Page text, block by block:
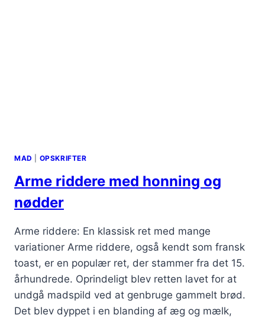
MAD OPSKRIFTER
Arme riddere med honning og
nødder
Arme riddere: En klassisk ret med mange
variationer Arme riddere, også kendt som fransk
toast, er en populær ret, der stammer fra det 15.
århundrede. Oprindeligt blev retten lavet for at
undgå madspild ved at genbruge gammelt brød.
Det blev dyppet i en blanding af æg og mælk,